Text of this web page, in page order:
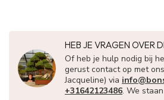
HEB JE VRAGEN OVER
Of heb je hulp nodig bij
gerust contact op met
Jacqueline) via
+31642123486. We